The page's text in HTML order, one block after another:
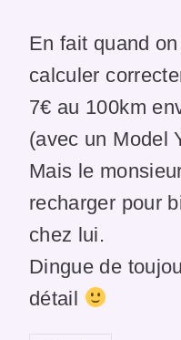
En fait quand
calculer
7€ au 100km
(avec un Model
Mais le
recharger pour
chez lui.
Dingue de
détail